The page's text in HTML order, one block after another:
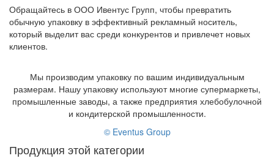
Обращайтесь в ООО Ивентус Групп, чтобы превратить
обычную упаковку в эффективный рекламный носитель,
который выделит вас среди конкурентов и привлечет новых
клиентов.
Мы производим упаковку по вашим индивидуальным
размерам. Нашу упаковку используют многие супермаркеты,
промышленные заводы, а также предприятия хлебобулочной
и кондитерской промышленности.
© Eventus Group
Продукция этой категории